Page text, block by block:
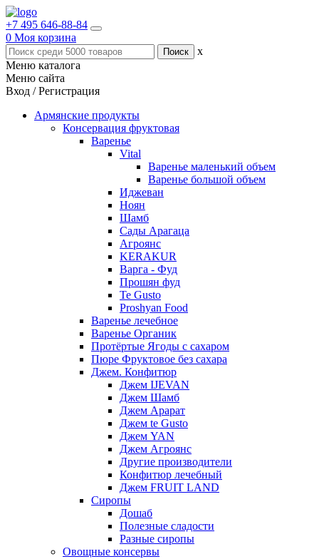
+7 495 646-88-84
0 Моя корзина
x
Меню каталога
Меню сайта
Вход / Регистрация
Армянские продукты
Консервация фруктовая
Варенье
Vital
Варенье маленький объем
Варенье большой объем
Иджеван
Ноян
Шамб
Сады Арагаца
Агроянс
KERAKUR
Варга - Фуд
Прошян фуд
Te Gusto
Proshyan Food
Варенье лечебное
Варенье Органик
Протёртые Ягоды с сахаром
Пюре Фруктовое без сахара
Джем. Конфитюр
Джем IJEVAN
Джем Шамб
Джем Арарат
Джем te Gusto
Джем YAN
Джем Агроянс
Другие производители
Конфитюр лечебный
Джем FRUIT LAND
Сиропы
Дошаб
Полезные сладости
Разные сиропы
Овощные консервы